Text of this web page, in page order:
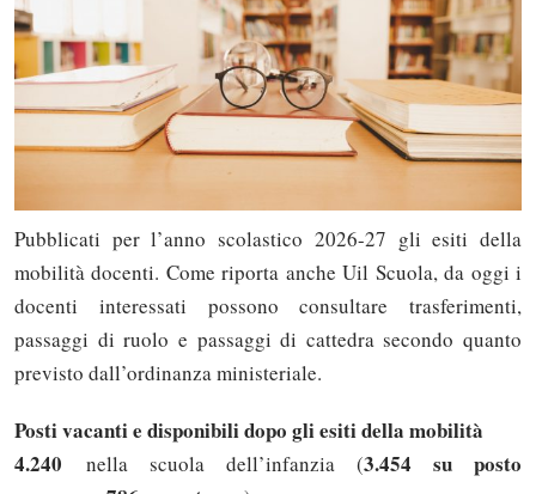
Pubblicati per l’anno scolastico 2026-27 gli esiti della
mobilità docenti. Come riporta anche Uil Scuola, da oggi i
docenti interessati possono consultare trasferimenti,
passaggi di ruolo e passaggi di cattedra secondo quanto
previsto dall’ordinanza ministeriale.
Posti vacanti e disponibili dopo gli esiti della mobilità
4.240 nella scuola dell’infanzia (3.454 su posto